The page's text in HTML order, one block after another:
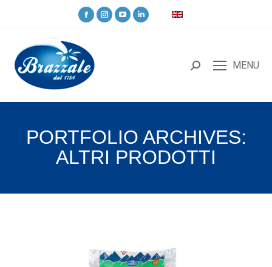
MENU
PORTFOLIO ARCHIVES:
ALTRI PRODOTTI